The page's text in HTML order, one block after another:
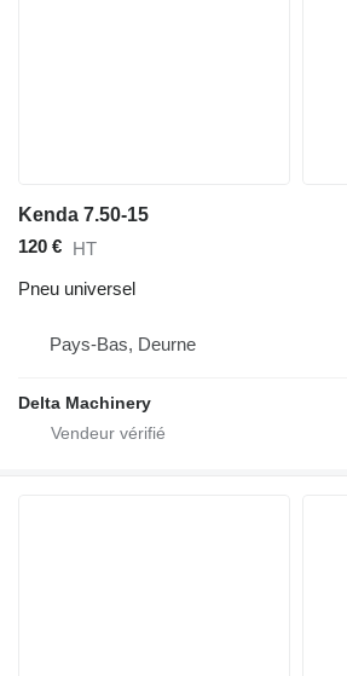
Kenda 7.50-15
120 € HT
Pneu universel
Pays-Bas, Deurne
Delta Machinery